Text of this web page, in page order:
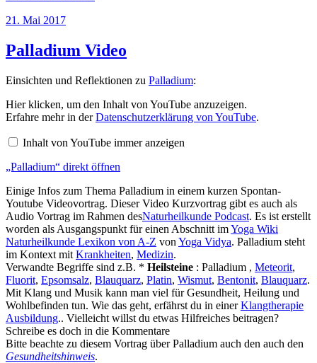
Veröffentlicht
21. Mai 2017
Palladium Video
Einsichten und Reflektionen zu Palladium:
„Palladium“
von
YouTube
anzeigen
Hier klicken, um den Inhalt von YouTube anzuzeigen.
Erfahre mehr in derDatenschutzerklärung von YouTube.
Inhalt von YouTube immer anzeigen
„Palladium“ direkt öffnen
Einige Infos zum Thema Palladium in einem kurzen Spontan-
Youtube Videovortrag. Dieser Video Kurzvortrag gibt es auch als
Audio Vortrag im Rahmen desNaturheilkunde Podcast. Es ist erstellt
worden als Ausgangspunkt für einen Abschnitt imYoga Wiki
Naturheilkunde Lexikon von A-Z von Yoga Vidya. Palladium steht
im Kontext mit Krankheiten, Medizin.
Verwandte Begriffe sind z.B. * Heilsteine : Palladium , Meteorit,
Fluorit, Epsomsalz, Blauquarz, Platin, Wismut, Bentonit, Blauquarz.
Mit Klang und Musik kann man viel für Gesundheit, Heilung und
Wohlbefinden tun. Wie das geht, erfährst du in einerKlangtherapie
Ausbildung.. Vielleicht willst du etwas Hilfreiches beitragen?
Schreibe es doch in die Kommentare
Bitte beachte zu diesem Vortrag über Palladium auch den auch den
Gesundheitshinweis.